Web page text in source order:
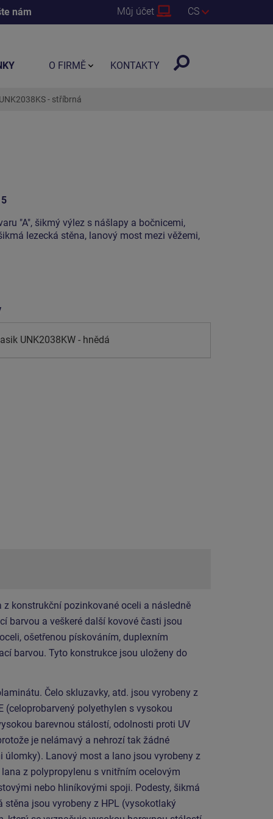
nám Můj účet CS
- stříbrná
"A", šikmý výlez s nášlapy a bočnicemi,
lezecká stěna, lanový most mezi věžemi,
UNK2038KW - hnědá
z konstrukční pozinkované oceli a následně
barvou a veškeré další kovové časti jsou
ošetřenou pískováním, duplexním
barvou. Tyto konstrukce jsou uloženy do
Čelo skluzavky, atd. jsou vyrobeny z
(celoprobarvený polyethylen s vysokou
barevnou stálostí, odolnosti proti UV
je nelámavý a nehrozí tak žádné
úlomky). Lanový most a lano jsou vyrobeny z
z polypropylenu s vnitřním ocelovým
nebo hliníkovými spoji. Podesty, šikmá
stěna jsou vyrobeny z HPL (vysokotlaký
O FIRMĚ KONTAKTY